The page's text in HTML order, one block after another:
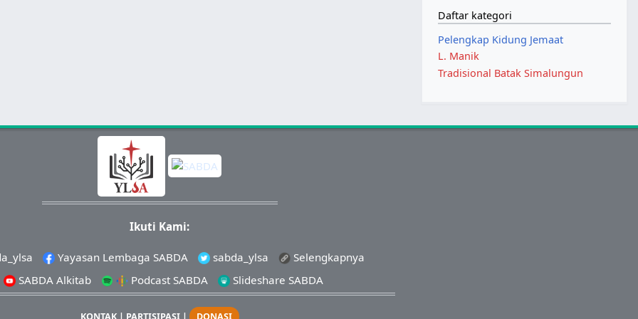
Daftar kategori
Pelengkap Kidung Jemaat
L. Manik
Tradisional Batak Simalungun
Ikuti Kami:
Yayasan Lembaga SABDA sabda_ylsa
Selengkapnya
SABDA Alkitab
Podcast SABDA Slideshare SABDA